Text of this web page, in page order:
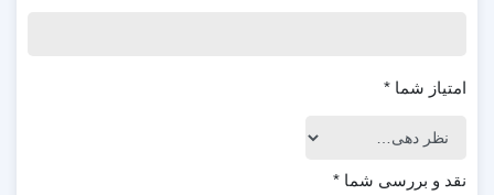
امتیاز شما *
نقد و بررسی شما *